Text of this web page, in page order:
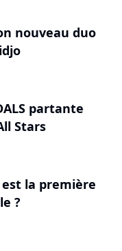
nouveau duo
partante
Stars
la première
?